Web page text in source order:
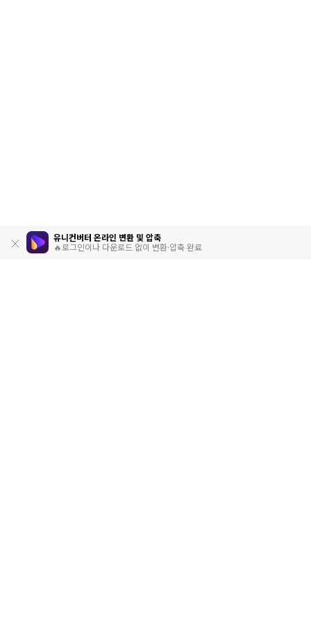
유니컨버터 온라인 변환 및 압축
🔥로그인이나 다운로드 없이 변환·압축 완료